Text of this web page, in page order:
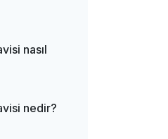
nasıl
nedir?